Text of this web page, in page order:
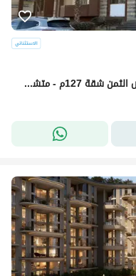
تم فتح أخر وحدات ف المقصد وهتستلم بنص الثمن شقة 127م - متشطبة فيو مباشر ع البرج الايقوني - بخصم 50% عالسعر فأحجز مكانك الان و لاتتردد - al maqsed r3